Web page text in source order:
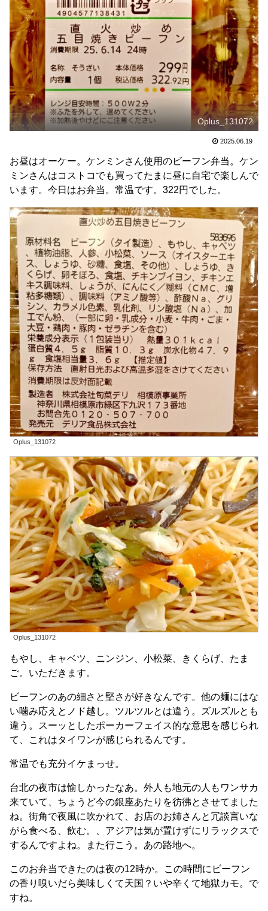
Oplus_131072
2025.06.19
お昼はオーケー。ケンミンさん使用のビーフン弁当。ケン
ミンさんはコストコでも買ってたまに昼に自宅で楽しんで
います。今日はお弁当。常温です。322円でした。
Oplus_131072
Oplus_131072
もやし、キャベツ、ニンジン、小松菜、きくらげ、たま
ご。いただきます。
ビーフンのあの細さと堅さが好きなんです。他の麺にはな
い噛み応えとノド越し。ツルツルとは違う。ズルズルとも
違う。スーッとしたポーカーフェイス的な意思を感じられ
て、これはタイワンが感じられるんです。
常温でも充分イケまっせ。
台北の夜市は愉しかったなあ。外人も地元の人もワンサカ
来ていて、ちょうど今の銀座あたりを彷彿とさせてました
ね。街角で夜風に吹かれて、お店のお姉さんと冗談言いな
がら食べる、飲む。、アジアは気が置けずにリラックスで
するんですよね。また行こう。あの路地へ。
このお弁当できたのは夜の12時か。この時間にビーフン
の香り嗅いだら美味しくて天国？いや辛くて地獄カモ。で
すね。